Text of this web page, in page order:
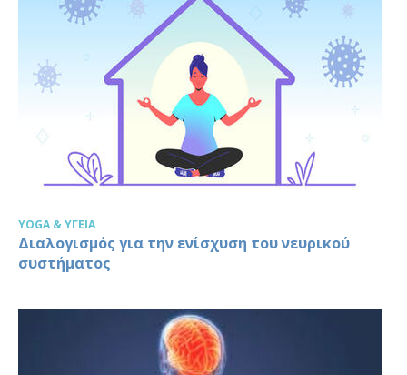
YOGA & ΥΓΕΊΑ
Διαλογισμός για την ενίσχυση του νευρικού
συστήματος